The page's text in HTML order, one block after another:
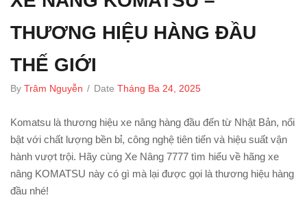
THƯƠNG HIỆU HÀNG ĐẦU
THẾ GIỚI
By Trâm Nguyễn / Date Tháng Ba 24, 2025
Komatsu là thương hiệu xe nâng hàng đầu đến từ Nhật Bản, nổi
bật với chất lượng bền bỉ, công nghệ tiên tiến và hiệu suất vận
hành vượt trội. Hãy cùng Xe Nâng 7777 tìm hiểu về hãng xe
nâng KOMATSU này có gì mà lại được gọi là thương hiệu hàng
đầu nhé!